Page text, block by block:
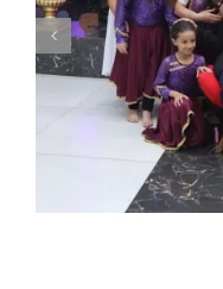
Missionária
em culto de